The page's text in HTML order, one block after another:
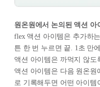
원온원에서 논의된 액션
flex 액션 아이템은 추가하
튼 한 번 누르면 끝. 1초 만
액션 아이템은 까먹지 않
액션 아이템은 다음 원온
로 기록해두면 어떤 아이